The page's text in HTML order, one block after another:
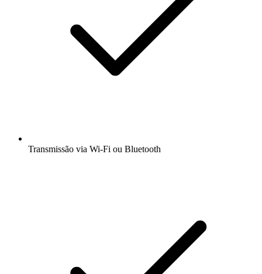
Transmissão via Wi-Fi ou Bluetooth